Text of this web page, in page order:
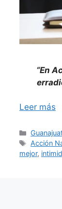
“En
Leer más
Etiquetas
Acción
mejor,